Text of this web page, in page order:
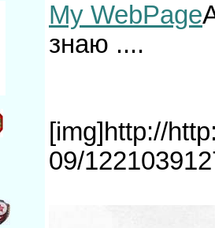
My WebPage
знаю ....
[img]http://
09/